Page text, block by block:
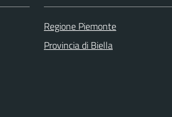
Regione Piemonte
Provincia di Biella